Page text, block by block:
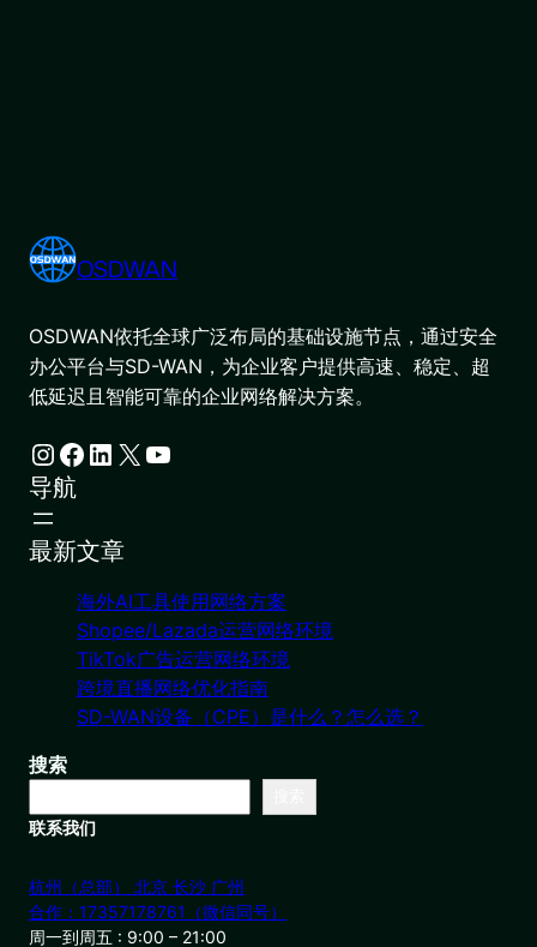
OSDWAN
OSDWAN依托全球广泛布局的基础设施节点，通过安全
办公平台与SD-WAN，为企业客户提供高速、稳定、超
低延迟且智能可靠的企业网络解决方案。
Instagram Facebook LinkedIn X YouTube
导航
最新文章
海外AI工具使用网络方案
Shopee/Lazada运营网络环境
TikTok广告运营网络环境
跨境直播网络优化指南
SD-WAN设备（CPE）是什么？怎么选？
搜索
联系我们
杭州（总部） 北京 长沙 广州
合作：17357178761（微信同号）
周一到周五 : 9:00 – 21:00